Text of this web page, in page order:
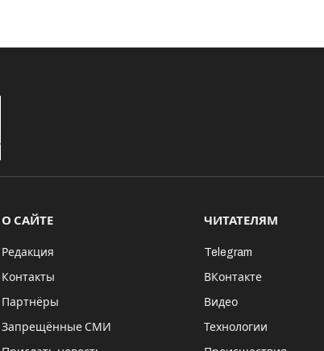
О САЙТЕ
Редакция
Контакты
Партнёры
Запрещённые СМИ
ЧИТАТЕЛЯМ
Telegram
ВКонтакте
Видео
Технологии